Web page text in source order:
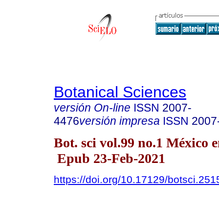
Botanical Sciences
versión On-line ISSN 2007-
4476versión impresa ISSN
Bot. sci vol.99 no.1 México
Epub 23-Feb-2021
https://doi.org/10.17129/